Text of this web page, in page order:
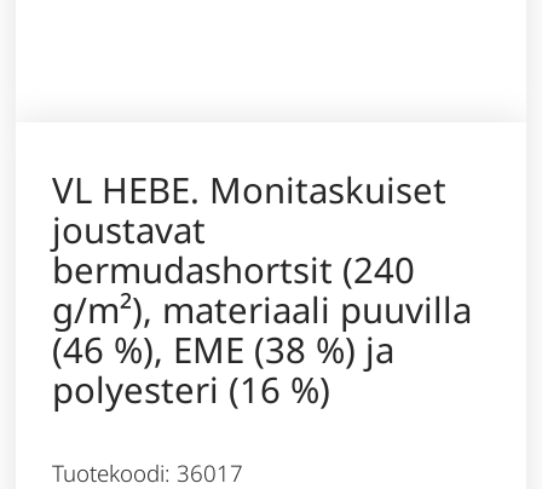
VL HEBE. Monitaskuiset
joustavat
bermudashortsit (240
g/m²), materiaali puuvilla
(46 %), EME (38 %) ja
polyesteri (16 %)
Tuotekoodi: 36017